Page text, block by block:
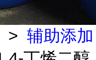
> 辅助添加